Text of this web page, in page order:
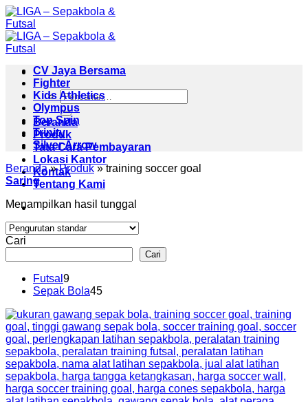
Skip
to
content
Pencarian
untuk:
Beranda
Produk
Tata Cara Pembayaran
Lokasi Kantor
Kontak
Tentang Kami
CV Jaya Bersama
Fighter
Kids Athletics
Olympus
Top Spin
Trinity
Silver Arrow
Beranda » Produk » training soccer goal
Saring
Menampilkan hasil tunggal
Cari
Cari
Futsal 99
Produk
Sepak Bola4545